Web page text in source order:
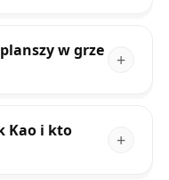
w grze
Kao i kto